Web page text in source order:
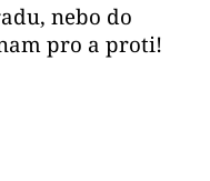
nebo do
pro a proti!